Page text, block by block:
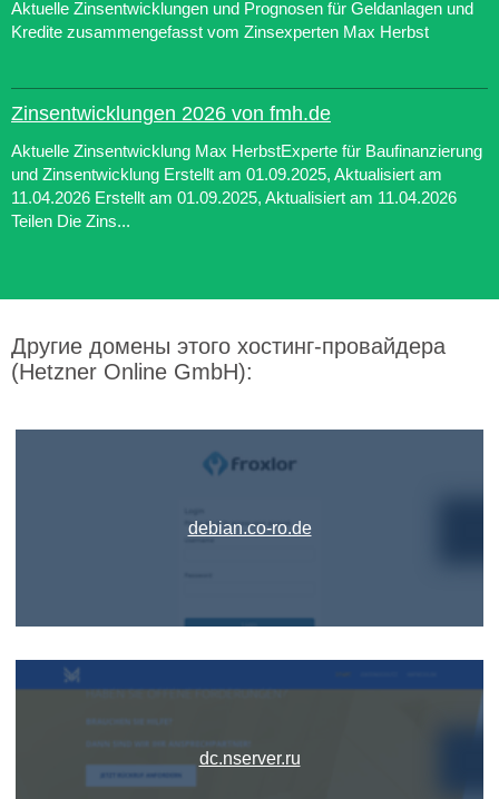
Aktuelle Zinsentwicklungen und Prognosen für Geldanlagen und
Kredite zusammengefasst vom Zinsexperten Max Herbst
Zinsentwicklungen 2026 von fmh.de
Aktuelle Zinsentwicklung Max HerbstExperte für Baufinanzierung
und Zinsentwicklung Erstellt am 01.09.2025, Aktualisiert am
11.04.2026 Erstellt am 01.09.2025, Aktualisiert am 11.04.2026
Teilen Die Zins...
Другие домены этого хостинг-провайдера
(Hetzner Online GmbH):
debian.co-ro.de
dc.nserver.ru